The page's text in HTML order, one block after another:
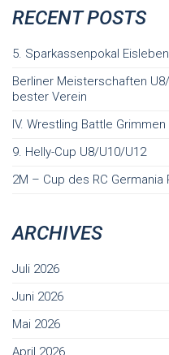
RECENT POSTS
5. Sparkassenpokal Eisleben
Berliner Meisterschaften
bester Verein
IV. Wrestling Battle Grimmen
9. Helly-Cup U8/U10/U12
2M – Cup des RC
ARCHIVES
Juli 2026
Juni 2026
Mai 2026